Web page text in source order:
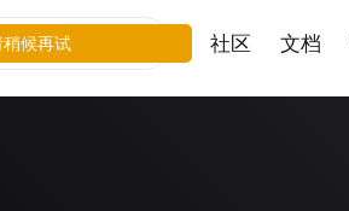
社区 文档
候再试